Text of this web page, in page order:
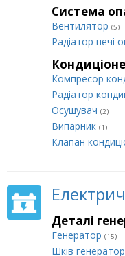
Система
Вентилятор (5)
Радіатор печі
Компресор
Радіатор
Осушувач (2)
Випарник (1)
Клапан
Деталі
Генератор (15)
Шків